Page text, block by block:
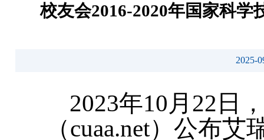
校友会2016-2020年国家科
2025-
2023年10月22日
（cuaa.net）公布